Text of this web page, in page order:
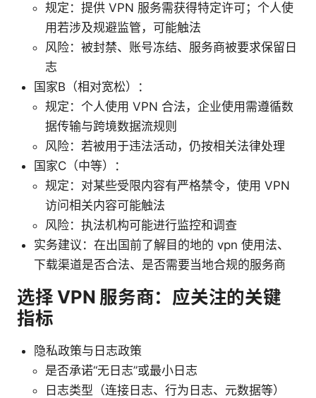
规定：提供 VPN 服务需获得特定许可；个人使
用若涉及规避监管，可能触法
风险：被封禁、账号冻结、服务商被要求保留日
志
国家B（相对宽松）：
规定：个人使用 VPN 合法，企业使用需遵循数
据传输与跨境数据流规则
风险：若被用于违法活动，仍按相关法律处理
国家C（中等）：
规定：对某些受限内容有严格禁令，使用 VPN
访问相关内容可能触法
风险：执法机构可能进行监控和调查
实务建议：在出国前了解目的地的 vpn 使用法、
下载渠道是否合法、是否需要当地合规的服务商
选择 VPN 服务商：应关注的关键
指标
隐私政策与日志政策
是否承诺“无日志”或最小日志
日志类型（连接日志、行为日志、元数据等）